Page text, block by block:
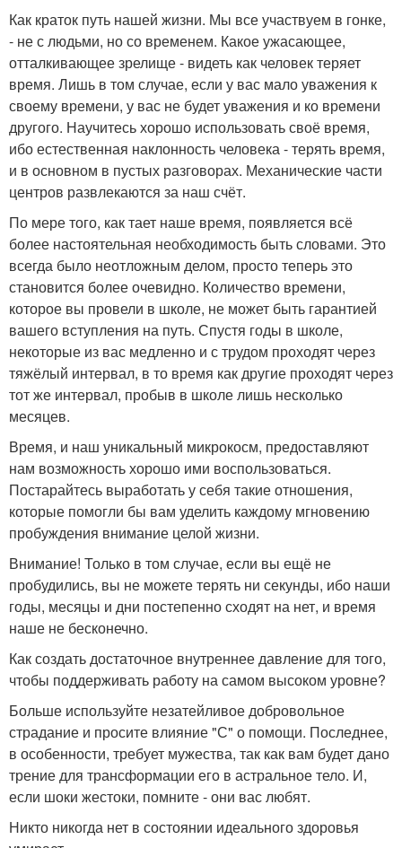
Как краток путь нашей жизни. Мы все участвуем в гонке,
- не с людьми, но со временем. Какое ужасающее,
отталкивающее зрелище - видеть как человек теряет
время. Лишь в том случае, если у вас мало уважения к
своему времени, у вас не будет уважения и ко времени
другого. Научитесь хорошо использовать своё время,
ибо естественная наклонность человека - терять время,
и в основном в пустых разговорах. Механические части
центров развлекаются за наш счёт.
По мере того, как тает наше время, появляется всё
более настоятельная необходимость быть словами. Это
всегда было неотложным делом, просто теперь это
становится более очевидно. Количество времени,
которое вы провели в школе, не может быть гарантией
вашего вступления на путь. Спустя годы в школе,
некоторые из вас медленно и с трудом проходят через
тяжёлый интервал, в то время как другие проходят через
тот же интервал, пробыв в школе лишь несколько
месяцев.
Время, и наш уникальный микрокосм, предоставляют
нам возможность хорошо ими воспользоваться.
Постарайтесь выработать у себя такие отношения,
которые помогли бы вам уделить каждому мгновению
пробуждения внимание целой жизни.
Внимание! Только в том случае, если вы ещё не
пробудились, вы не можете терять ни секунды, ибо наши
годы, месяцы и дни постепенно сходят на нет, и время
наше не бесконечно.
Как создать достаточное внутреннее давление для того,
чтобы поддерживать работу на самом высоком уровне?
Больше используйте незатейливое добровольное
страдание и просите влияние "С" о помощи. Последнее,
в особенности, требует мужества, так как вам будет дано
трение для трансформации его в астральное тело. И,
если шоки жестоки, помните - они вас любят.
Никто никогда нет в состоянии идеального здоровья